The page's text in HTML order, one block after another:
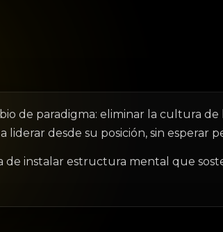
de paradigma: eliminar la cultura
desde su posición, sin esperar
de instalar estructura mental que